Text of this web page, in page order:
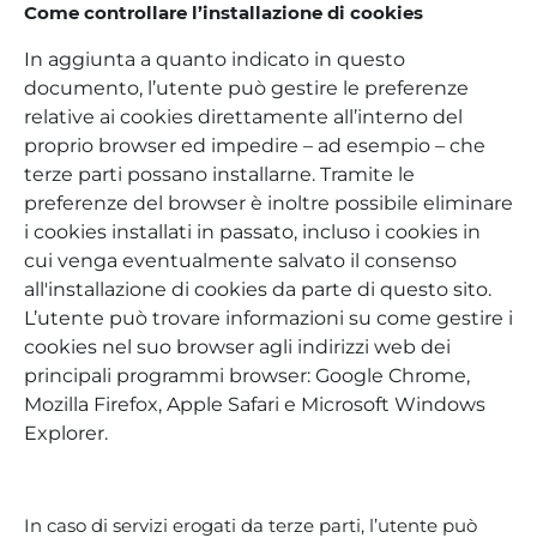
Come controllare l’installazione di cookies
In aggiunta a quanto indicato in questo
documento, l’utente può gestire le preferenze
relative ai cookies direttamente all’interno del
proprio browser ed impedire – ad esempio – che
terze parti possano installarne. Tramite le
preferenze del browser è inoltre possibile eliminare
i cookies installati in passato, incluso i cookies in
cui venga eventualmente salvato il consenso
all'installazione di cookies da parte di questo sito.
L’utente può trovare informazioni su come gestire i
cookies nel suo browser agli indirizzi web dei
principali programmi browser: Google Chrome,
Mozilla Firefox, Apple Safari e Microsoft Windows
Explorer.
In caso di servizi erogati da terze parti, l’utente può